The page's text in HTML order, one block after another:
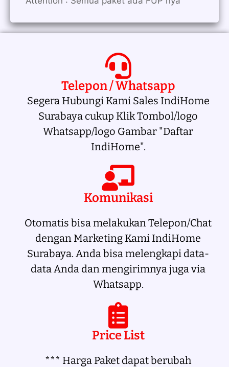
Telepon / Whatsapp
Segera Hubungi Kami Sales IndiHome
Surabaya cukup Klik Tombol/logo
Whatsapp/logo Gambar "Daftar
IndiHome".
Komunikasi
Otomatis bisa melakukan Telepon/Chat
dengan Marketing Kami IndiHome
Surabaya. Anda bisa melengkapi data-
data Anda dan mengirimnya juga via
Whatsapp.
Price List
*** Harga Paket dapat berubah